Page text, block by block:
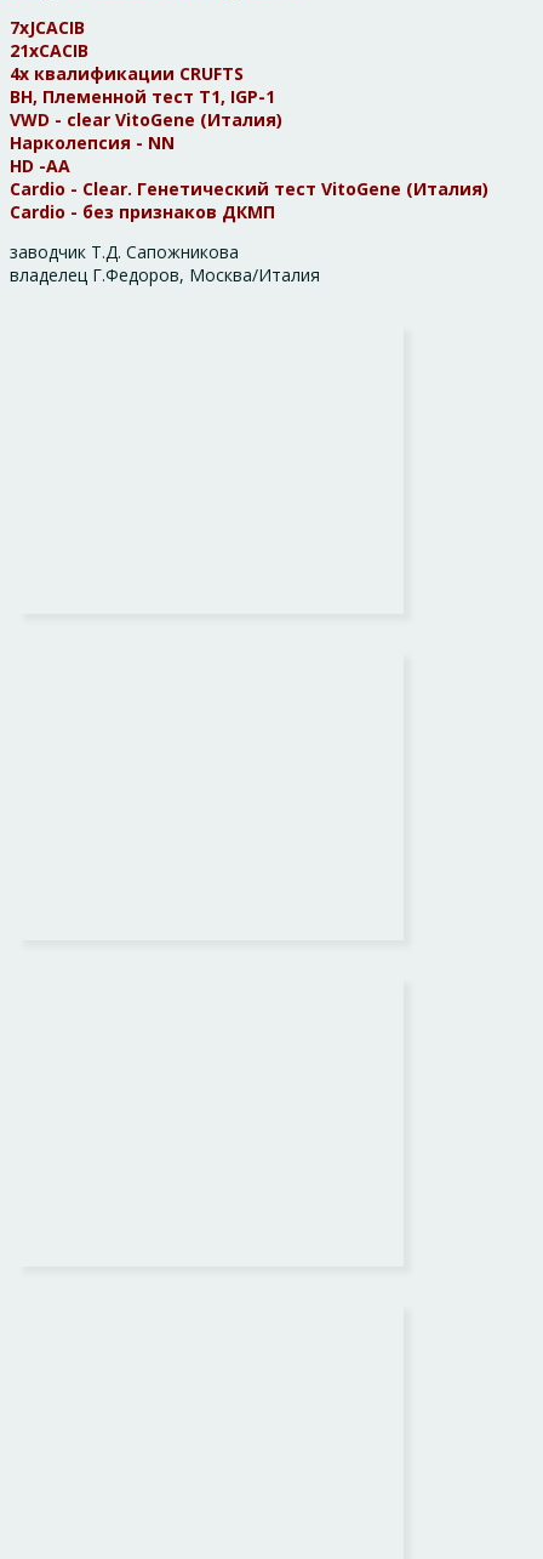
7хJCACIB
21xCACIB
4x квалификации CRUFTS
BH, Племенной тест Т1, IGP-1
VWD - clear VitoGene (Италия)
Нарколепсия - NN
HD -AА
Cardio - Clear. Генетический тест VitoGene (Италия)
Cardio - без признаков ДКМП
заводчик Т.Д. Сапожникова
владелец Г.Федоров, Москва/Италия